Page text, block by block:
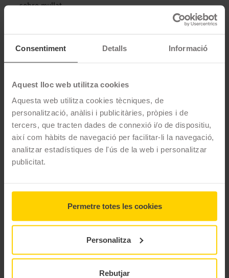
Consentiment Detalls Informació
Aquest lloc web utilitza cookies
Aquesta web utilitza cookies tècniques, de
personalització, anàlisi i publicitàries, pròpies i de
tercers, que tracten dades de connexió i/o de dispositiu,
així com hàbits de navegació per facilitar-li la navegació,
analitzar estadístiques de l'ús de la web i personalitzar
publicitat.
Permetre totes les cookies
Personalitza
Rebutjar
sobre mullat.
La carcassa està reforçada amb una capa extra per
SUV preparat per satisfer els requisits específics dels vehicles
elèctrics. Es una opció ideal per aquells conductors que
busquin un pneumàtic eficient i versàtil per carreteres
CARACTERÍSTIQUES TÈCNIQUES
Estació
Estiu
No